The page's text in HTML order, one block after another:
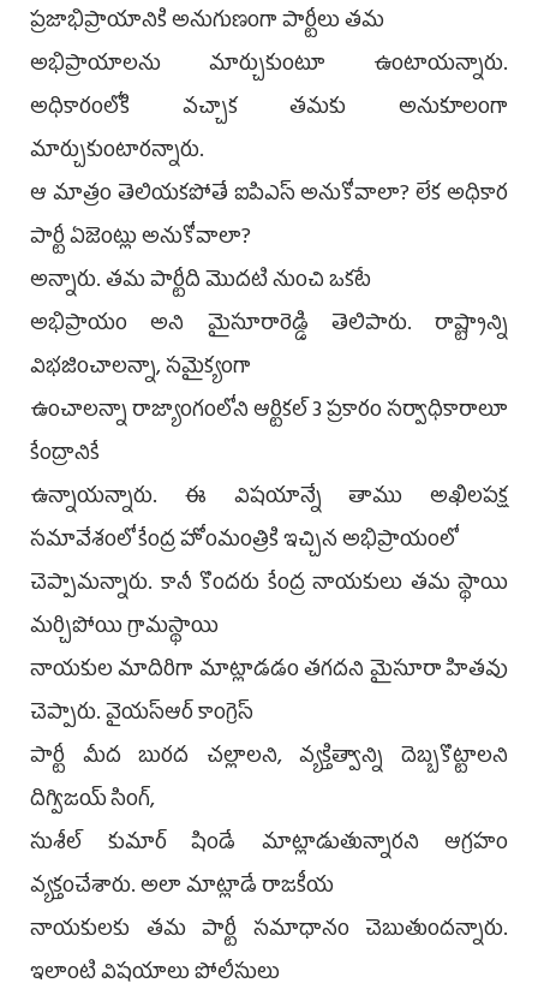
ప్రజాభిప్రాయానికి అనుగుణంగా పార్టీలు తమ
అభిప్రాయాలను మార్చుకుంటూ ఉంటాయన్నారు.
అధికారంలోకి వచ్చాక తమకు అనుకూలంగా
మార్చుకుంటారన్నారు.
ఆ మాత్రం తెలియకపోతే ఐపిఎస్ అనుకోవాలా? లేక అధికార
పార్టీ ఏజెంట్లు అనుకోవాలా?
అన్నారు. తమ పార్టీది మొదటి నుంచి ఒకటే
అభిప్రాయం అని మైసూరారెడ్డి తెలిపారు. రాష్ట్రాన్ని
విభజించాలన్నా, సమైక్యంగా
ఉంచాలన్నా రాజ్యాంగంలోని ఆర్టికల్ 3 ప్రకారం సర్వాధికారాలూ
కేంద్రానికే
ఉన్నాయన్నారు. ఈ విషయాన్నే తాము అఖిలపక్ష
సమావేశంలో కేంద్ర హోంమంత్రికి ఇచ్చిన అభిప్రాయంలో
చెప్పామన్నారు. కానీ కొందరు కేంద్ర నాయకులు తమ స్థాయి
మర్చిపోయి గ్రామస్థాయి
నాయకుల మాదిరిగా మాట్లాడడం తగదని మైసూరా హితవు
చెప్పారు. వైయస్ఆర్ కాంగ్రెస్
పార్టీ మీద బురద చల్లాలని, వ్యక్తిత్వాన్ని దెబ్బకొట్టాలని
దిగ్విజయ్ సింగ్,
సుశీల్ కుమార్ షిండే మాట్లాడుతున్నారని ఆగ్రహం
వ్యక్తంచేశారు. అలా మాట్లాడే రాజకీయ
నాయకులకు తమ పార్టీ సమాధానం చెబుతుందన్నారు.